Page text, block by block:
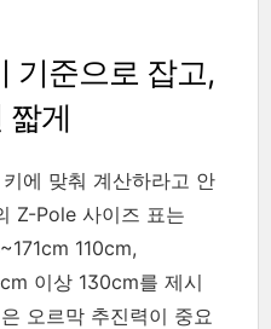
기준으로 잡고,
짧게
에 맞춰 계산하라고 안
Z-Pole 사이즈 표는
110cm,
이상 130cm를 제시
오르막 추진력이 중요